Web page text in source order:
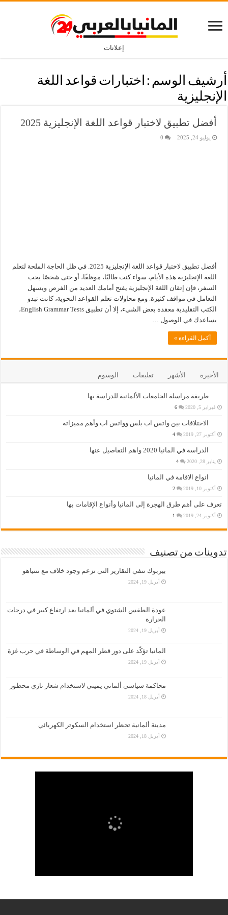
إعلانات
أرشيف الوسم : اختبارات قواعد اللغة
الإنجليزية
أفضل تطبيق لاختبار قواعد اللغة الإنجليزية 2025
يوليو 24, 2025 0
أفضل تطبيق لاختبار قواعد اللغة الإنجليزية 2025. في ظل الحاجة الملحة لتعلم
اللغة الإنجليزية هذه الأيام، سواء كنت طالبًا، موظفًا، أو حتى شخصًا يحب
السفر، فإن إتقان اللغة الإنجليزية يفتح أمامك العديد من الفرص ويسهل
التعامل في مواقف كثيرة. ومع محاولات تعلم القواعد النحوية، كانت تبدو
الكتب التقليدية معقدة بعض الشيء، إلا أن تطبيق English Grammar Tests،
يساعدك في الوصول …
أكمل القراءة »
الأخيرة الأشهر تعليقات الوسوم
طريقة مراسلة الجامعات الألمانية للدراسة بها
فبراير 5, 2020 6
الاختلافات بين واتس اب بلس وواتس اب وأهم مميزاته
أكتوبر 27, 2019 4
الدراسة في المانيا 2020 واهم التفاصيل عنها
يناير 28, 2020 4
انواع الاقامة في المانيا
أكتوبر 10, 2019 2
تعرف على أهم طرق الهجرة إلى المانيا وأنواع الإقامات بها
أكتوبر 24, 2019 1
تدوينات من تصنيف
بيربوك تنفي التقارير التي تزعم وجود خلاف مع نتنياهو
أبريل 19, 2024
عودة الطقس الشتوي في ألمانيا بعد ارتفاع كبير في درجات
الحرارة
أبريل 19, 2024
المانيا تؤكّد على دور قطر المهم في الوساطة في حرب غزة
أبريل 19, 2024
محاكمة سياسي ألماني يميني لاستخدام شعار نازي محظور
أبريل 18, 2024
مدينة ألمانية تحظر استخدام السكوتر الكهربائي
أبريل 18, 2024